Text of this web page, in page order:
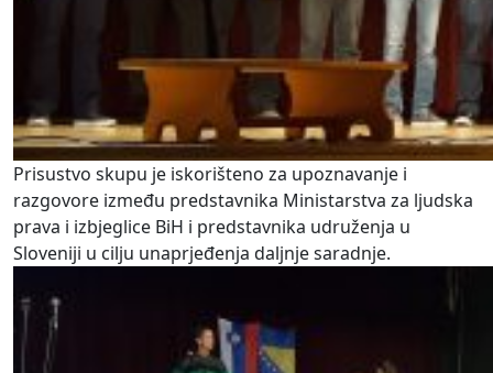
Prisustvo skupu je iskorišteno za upoznavanje i
razgovore između predstavnika Ministarstva za ljudska
prava i izbjeglice BiH i predstavnika udruženja u
Sloveniji u cilju unaprjeđenja daljnje saradnje.